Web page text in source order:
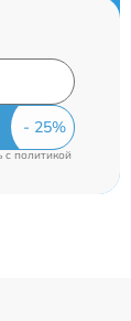
cполитикой